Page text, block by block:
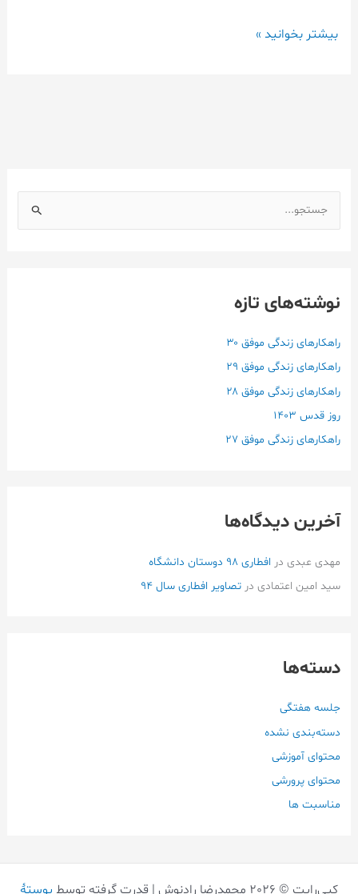
بیشتر بخوانید »
س
و
ر
ا
ی
نوشته‌های تازه
راهکارهای زندگی موفق ۳۰
راهکارهای زندگی موفق ۲۹
راهکارهای زندگی موفق ۲۸
روز قدس ۱۴۰3
راهکارهای زندگی موفق ۲۷
آخرین دیدگاه‌ها
مهدی عبدی در افطاری ۹۸ دوستان دانشگاه
سید امین اعتمادی درتصاویر افطاری سال 94
دسته‌ها
جلسه هفتگی
دسته‌بندی نشده
محتوای آموزشی
محتوای پرورشی
مناسبت ها
کپی‌رایت © 2026 محمدرضا رادنوش | قدرت گرفته توسط پوستهٔ